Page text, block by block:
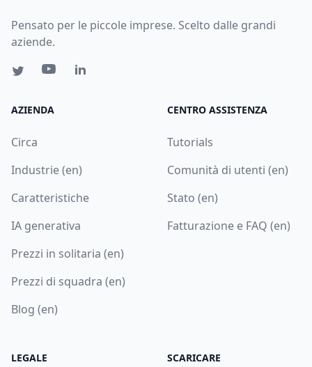
Pensato per le piccole imprese. Scelto dalle grandi
aziende.
AZIENDA
Circa
Industrie (en)
Caratteristiche
IA generativa
Prezzi in solitaria (en)
Prezzi di squadra (en)
Blog (en)
CENTRO ASSISTENZA
Tutorials
Comunità di utenti (en)
Stato (en)
Fatturazione e FAQ (en)
LEGALE SCARICARE